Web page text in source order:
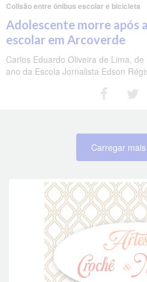
Colisão entre ônibus escolar e bicicleta
Adolescente morre após
escolar em Arcoverde
Carlos Eduardo Oliveira de Lima,
ano da Escola Jornalista Edson
Carregar